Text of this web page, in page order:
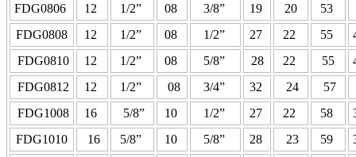
FDG0806
12 1/2” 08 3/8” 19 20 53
FDG0808
12 1/2” 08 1/2” 27 22 55
FDG0810
12 1/2” 08 5/8” 28 22 55
FDG0812
12 1/2” 08 3/4” 32 24 57
FDG1008
16 5/8” 10 1/2” 27 22 58
FDG1010
16 5/8” 10 5/8” 28 23 59